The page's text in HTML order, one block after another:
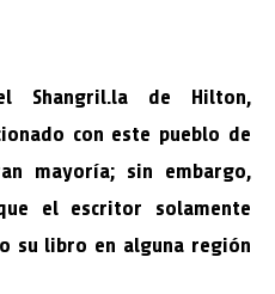
Shangril.la de Hilton,
con este pueblo de
mayoría; sin embargo,
el escritor solamente
su libro en alguna región